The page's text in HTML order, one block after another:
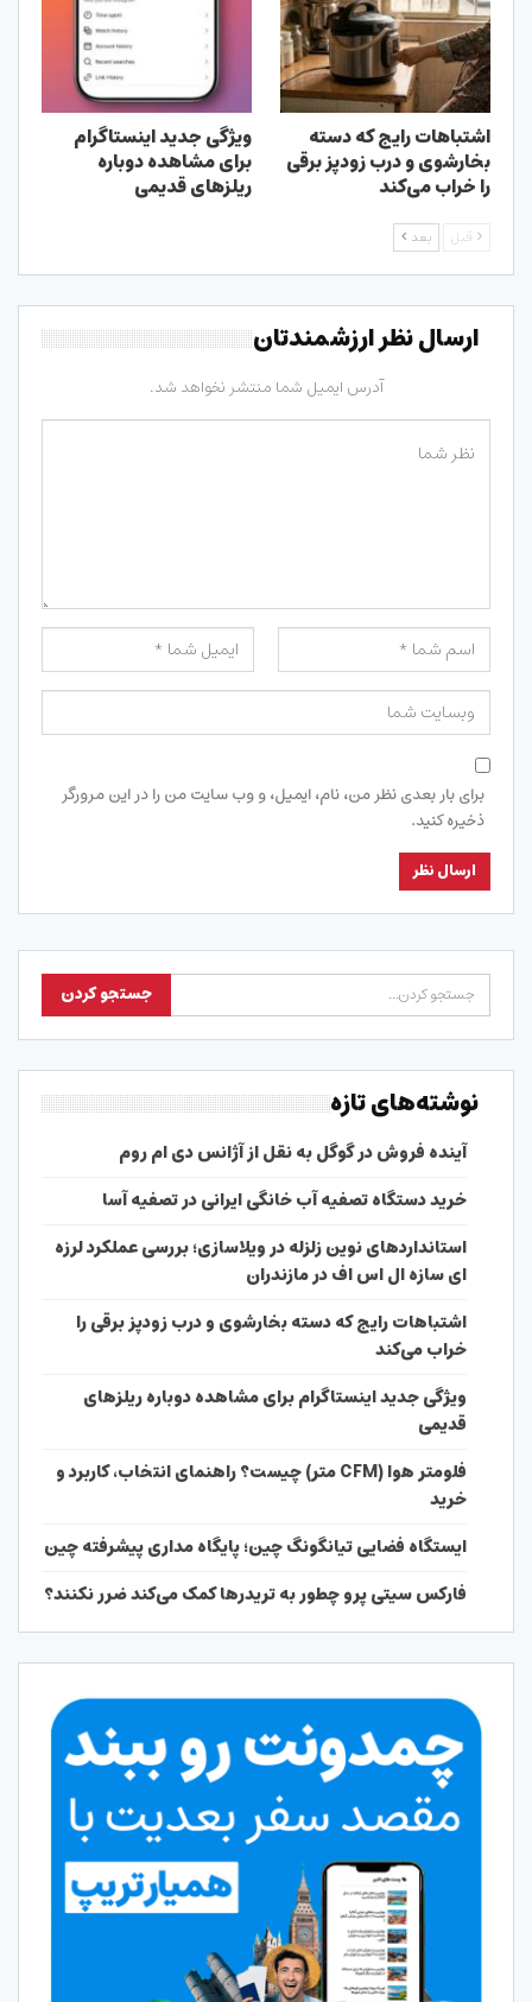
اشتباهات رایج که دسته
بخارشوی و درب زودپز برقی
را خراب می‌کند
ویژگی جدید اینستاگرام
برای مشاهده دوباره
ریلزهای قدیمی
قبل بعد
ارسال نظر ارزشمندتان
آدرس ایمیل شما منتشر نخواهد شد.
برای بار بعدی نظر من، نام، ایمیل، و وب سایت من را در این مرورگر
ذخیره کنید.
نوشته‌های تازه
آینده فروش در گوگل به نقل از آژانس دی ام روم
خرید دستگاه تصفیه آب خانگی ایرانی در تصفیه آسا
استانداردهای نوین زلزله در ویلاسازی؛ بررسی عملکرد لرزه
ای سازه ال اس اف در مازندران
اشتباهات رایج که دسته بخارشوی و درب زودپز برقی را
خراب می‌کند
ویژگی جدید اینستاگرام برای مشاهده دوباره ریلزهای
قدیمی
فلومتر هوا (CFM متر) چیست؟ راهنمای انتخاب، کاربرد و
خرید
ایستگاه فضایی تیانگونگ چین؛ پایگاه مداری پیشرفته چین
فارکس سیتی پرو چطور به تریدرها کمک می‌کند ضرر نکنند؟